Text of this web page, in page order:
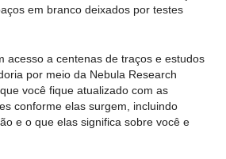
em branco deixados por testes
acesso a centenas de traços e estudos
por meio da Nebula Research
você fique atualizado com as
conforme elas surgem, incluindo
e o que elas significa sobre você e